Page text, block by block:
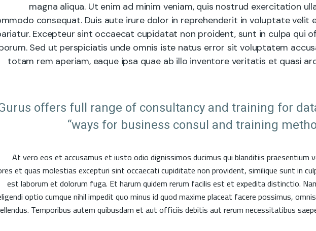
magna aliqua. Ut enim ad minim veniam, quis nostrud exercitation
consequat. Duis aute irure dolor in reprehenderit in voluptate velit
Excepteur sint occaecat cupidatat non proident, sunt in culpa qui
Sed ut perspiciatis unde omnis iste natus error sit voluptatem
totam rem aperiam, eaque ipsa quae ab illo inventore veritatis et quasi
offers full range of consultancy and training for
ways for business consul and training
At vero eos et accusamus et iusto odio dignissimos ducimus qui blanditiis
et quas molestias excepturi sint occaecati cupiditate non provident, similique sunt in
est laborum et dolorum fuga. Et harum quidem rerum facilis est et expedita distinctio.
optio cumque nihil impedit quo minus id quod maxime placeat facere possimus,
Temporibus autem quibusdam et aut officiis debitis aut rerum necessitatibus